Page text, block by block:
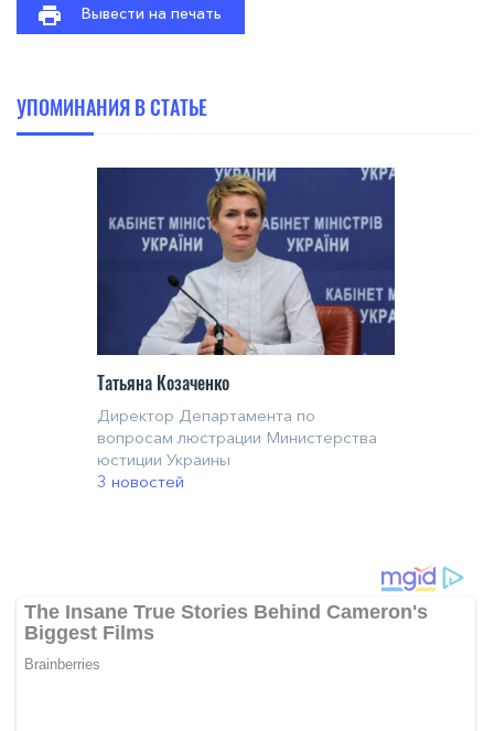
Вывести на печать
УПОМИНАНИЯ В СТАТЬЕ
Татьяна Козаченко
Директор Департамента по
вопросам люстрации Министерства
юстиции Украины
3 новостей